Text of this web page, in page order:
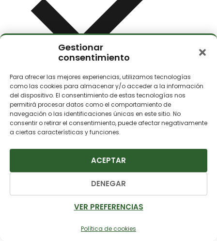
Gestionar
consentimiento
Para ofrecer las mejores experiencias, utilizamos tecnologías
como las cookies para almacenar y/o acceder a la información
del dispositivo. El consentimiento de estas tecnologías nos
permitirá procesar datos como el comportamiento de
navegación o las identificaciones únicas en este sitio. No
consentir o retirar el consentimiento, puede afectar negativamente
a ciertas características y funciones.
ACEPTAR
DENEGAR
VER PREFERENCIAS
Política de cookies
Tomas USB